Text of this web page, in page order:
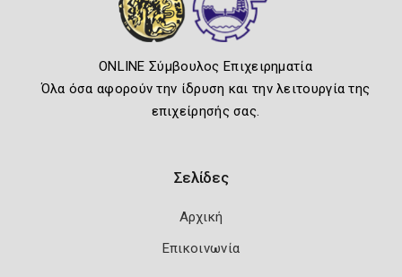
ONLINE Σύμβουλος Επιχειρηματία
Όλα όσα αφορούν την ίδρυση και την λειτουργία της
επιχείρησής σας.
Σελίδες
Αρχική
Επικοινωνία